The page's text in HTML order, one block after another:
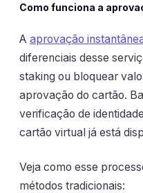
Como funciona a
A aprovação
diferenciais desse
staking ou bloquear
aprovação do cartão.
verificação de
cartão virtual já está
Veja como esse
métodos tradicionais: